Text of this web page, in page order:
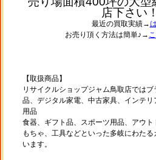
店下さい
最近の買取実績→
お売り頂く方法は簡単♪→
【取扱商品】
リサイクルショップジャム鳥取店では
品、デジタル家電、中古家具、インテ
用品
食器、ギフト品、スポーツ用品、アウ
もちゃ、工具などといった多岐にわた
います。